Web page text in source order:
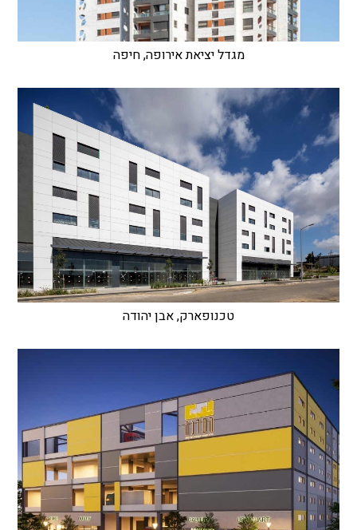
מגדל יציאת אירופה, חיפה
טכנופארק, אבן יהודה